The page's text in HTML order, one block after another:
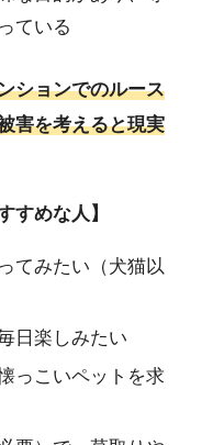
ている
ションでのルース
害を考えると現実
すめな人】
てみたい（犬猫以
日楽しみたい
っこいペットを求